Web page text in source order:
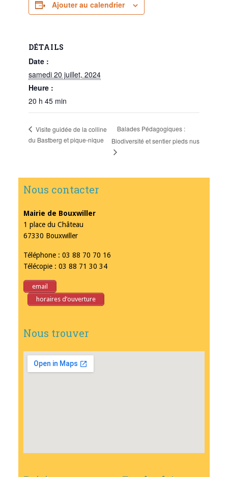
Ajouter au calendrier
DÉTAILS
Date :
samedi 20 juillet, 2024
Heure :
20 h 45 min
Visite guidée de la colline
du Bastberg et pique-nique
Balades Pédagogiques :
Biodiversité et sentier pieds nus
Nous contacter
Mairie de Bouxwiller
1 place du Château
67330 Bouxwiller
Téléphone : 03 88 70 70 16
Télécopie : 03 88 71 30 34
email
horaires d’ouverture
Nous trouver